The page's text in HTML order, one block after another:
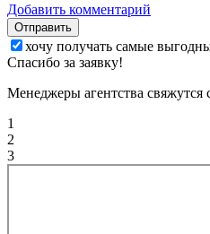
Добавить комментарий
Отправить
хочу получать самые
Спасибо за заявку!
Менеджеры агентства
1
2
3